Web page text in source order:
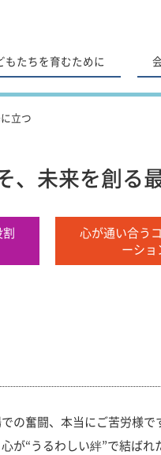
もたちを育むために
立つ
、未来を創る
心が通い合う
ーショ
の奮闘、本当にご苦労様で
が“うるわしい絆”で結ばれ